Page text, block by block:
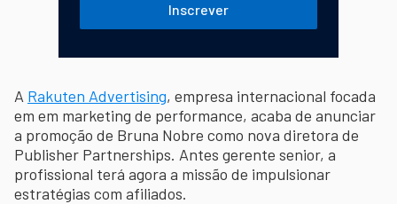
Inscrever
A Rakuten Advertising, empresa internacional focada
em em marketing de performance, acaba de anunciar
a promoção de Bruna Nobre como nova diretora de
Publisher Partnerships. Antes gerente senior, a
profissional terá agora a missão de impulsionar
estratégias com afiliados.